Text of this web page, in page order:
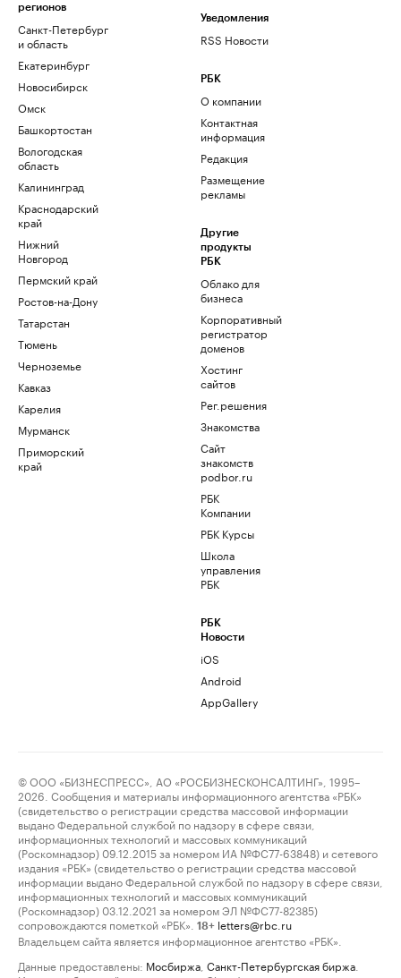
регионов
Санкт-Петербург
и область
Екатеринбург
Новосибирск
Омск
Башкортостан
Вологодская
область
Калининград
Краснодарский
край
Нижний
Новгород
Пермский край
Ростов-на-Дону
Татарстан
Тюмень
Черноземье
Кавказ
Карелия
Мурманск
Приморский
край
Уведомления
RSS Новости
РБК
О компании
Контактная
информация
Редакция
Размещение
рекламы
Другие
продукты
РБК
Облако для
бизнеса
Корпоративный
регистратор
доменов
Хостинг
сайтов
Рег.решения
Знакомства
Сайт
знакомств
podbor.ru
РБК
Компании
РБК Курсы
Школа
управления
РБК
РБК
Новости
iOS
Android
AppGallery
© ООО «БИЗНЕСПРЕСС», АО «РОСБИЗНЕСКОНСАЛТИНГ», 1995–
2026. Сообщения и материалы информационного агентства «РБК»
(свидетельство о регистрации средства массовой информации
выдано Федеральной службой по надзору в сфере связи,
информационных технологий и массовых коммуникаций
(Роскомнадзор) 09.12.2015 за номером ИА №ФС77-63848) и сетевого
издания «РБК» (свидетельство о регистрации средства массовой
информации выдано Федеральной службой по надзору в сфере связи,
информационных технологий и массовых коммуникаций
(Роскомнадзор) 03.12.2021 за номером ЭЛ №ФС77-82385)
сопровождаются пометкой «РБК».
18+ letters@rbc.ru
Владельцем сайта является информационное агентство «РБК».
Данные предоставлены: Мосбиржа Санкт-Петербургская биржа